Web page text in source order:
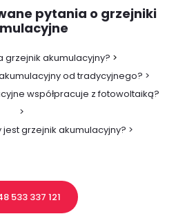
pytania o grzejniki
grzejnik akumulacyjny? >
od tradycyjnego? >
współpracuje z fotowoltaiką?
>
grzejnik akumulacyjny? >
533 337 121